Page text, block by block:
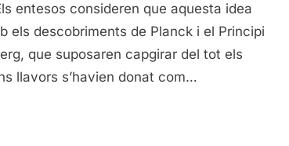
entesos consideren que aquesta idea
els descobriments de Planck i el Principi
que suposaren capgirar del tot els
llavors s’havien donat com…